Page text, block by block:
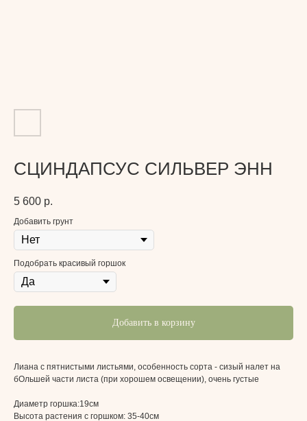
СЦИНДАПСУС СИЛЬВЕР ЭНН
5 600 р.
Добавить грунт
Подобрать красивый горшок
Добавить в корзину
Лиана с пятнистыми листьями, особенность сорта - сизый налет на
бОльшей части листа (при хорошем освещении), очень густые
Диаметр горшка:19см
Высота растения с горшком: 35-40см